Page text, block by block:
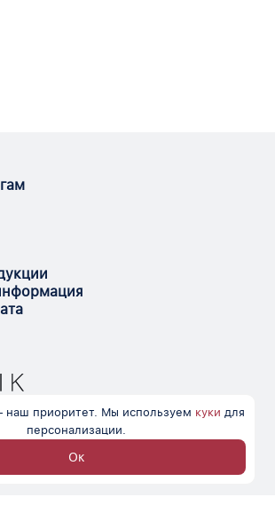
площадка для
и поиска поставщиков.
контрагенты и удобство
приоритет. Мы используем куки для
персонализации.
Ок